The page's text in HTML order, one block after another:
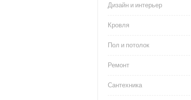
Дизайн и интерьер
Кровля
Пол и потолок
Ремонт
Сантехника